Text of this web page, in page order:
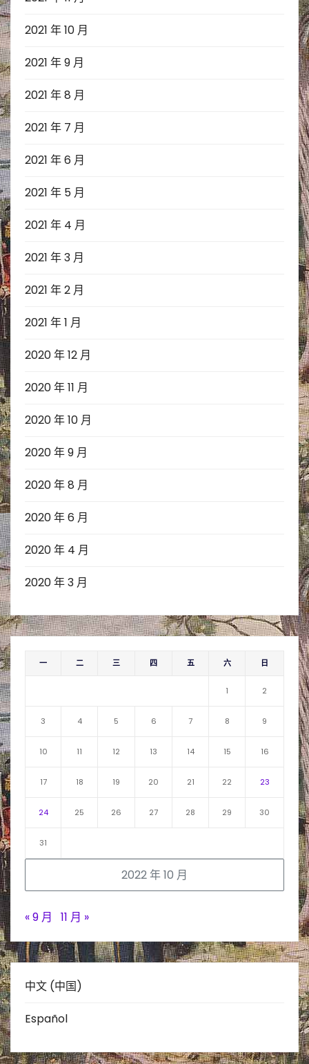
2021 年 10 月
2021 年 9 月
2021 年 8 月
2021 年 7 月
2021 年 6 月
2021 年 5 月
2021 年 4 月
2021 年 3 月
2021 年 2 月
2021 年 1 月
2020 年 12 月
2020 年 11 月
2020 年 10 月
2020 年 9 月
2020 年 8 月
2020 年 6 月
2020 年 4 月
2020 年 3 月
2022 年 10 月
一 二 三 四 五 六 日
1 2
3 4 5 6 7 8 9
10 11 12 13 14 15 16
17 18 19 20 21 22 23
24 25 26 27 28 29 30
31
« 9 月 11 月 »
中文 (中国)
Español